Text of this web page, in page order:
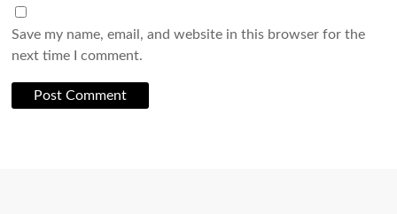
Save my name, email, and website in this browser for the
next time I comment.